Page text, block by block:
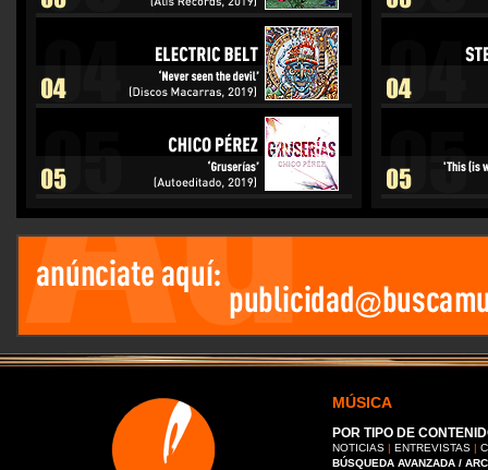
MÚSICA
POR TIPO DE
NOTICIAS | ENTREVISTAS |
BÚSQUEDA AVANZADA /